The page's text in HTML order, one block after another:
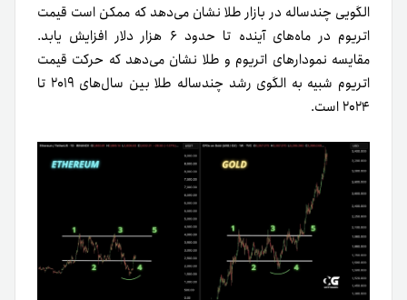
الگویی چندساله در بازار طلا نشان می‌دهد که ممکن است قیمت
اتریوم در ماه‌های آینده تا حدود ۶ هزار دلار افزایش یابد.
مقایسه نمودارهای اتریوم و طلا نشان می‌دهد که حرکت قیمت
اتریوم شبیه به الگوی رشد چندساله طلا بین سال‌های ۲۰۱۹ تا
۲۰۲۴ است.